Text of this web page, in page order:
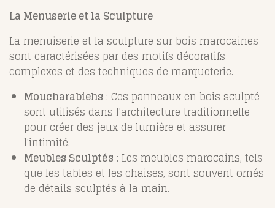
La Menuserie et la Sculpture
La menuiserie et la sculpture sur bois marocaines
sont caractérisées par des motifs décoratifs
complexes et des techniques de marqueterie.
Moucharabiehs : Ces panneaux en bois sculpté
sont utilisés dans l'architecture traditionnelle
pour créer des jeux de lumière et assurer
l'intimité.
Meubles Sculptés : Les meubles marocains, tels
que les tables et les chaises, sont souvent ornés
de détails sculptés à la main.